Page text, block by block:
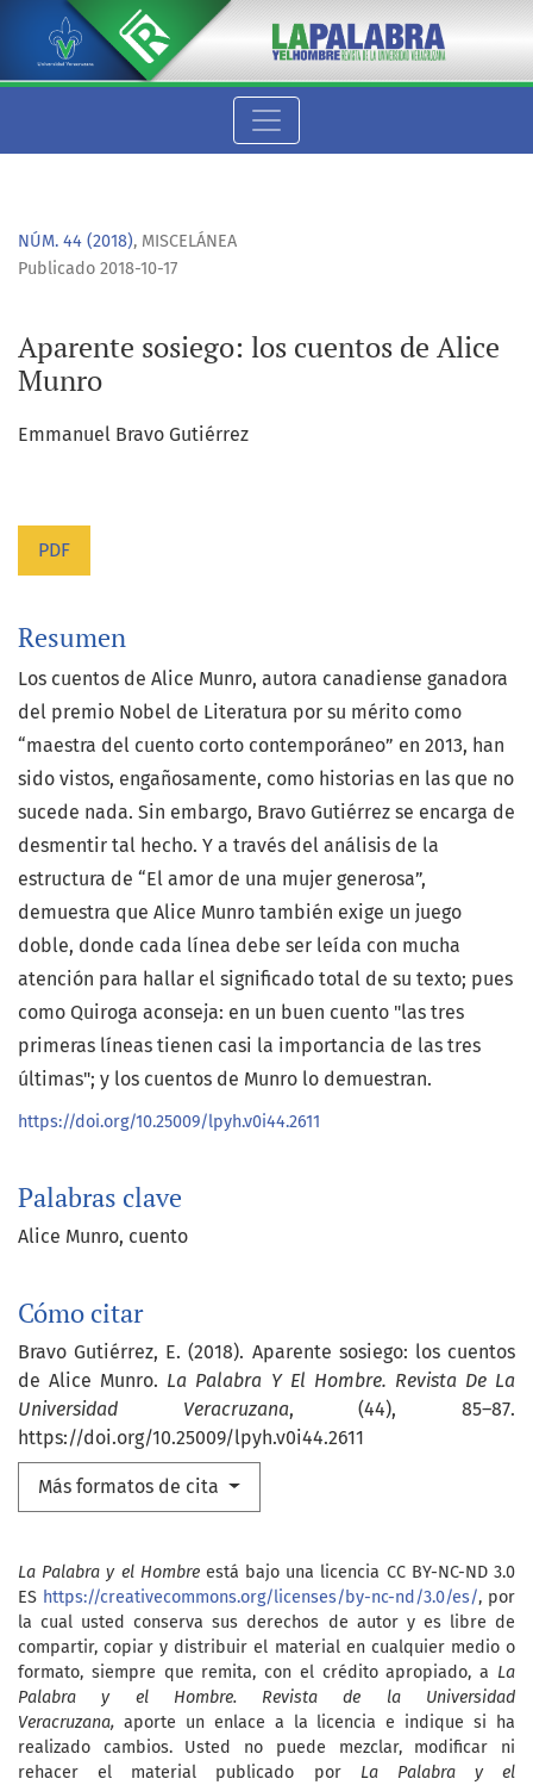
Aparente sosiego: los cuentos de Alice Munro
NÚM. 44 (2018), MISCELÁNEA
Aparente sosiego: los cuentos de Alice
Munro
Publicado 2018-10-17
Emmanuel Bravo Gutiérrez
PDF
Palabras clave
Alice Munro cuento
Cómo citar
Bravo Gutiérrez, E. (2018). Aparente sosiego: los cuentos
de Alice Munro. La Palabra Y El Hombre. Revista De La
Universidad Veracruzana, (44), 85–87.
https://doi.org/10.25009/lpyh.v0i44.2611
Más formatos de cita
Resumen
Los cuentos de Alice Munro, autora canadiense ganadora
del premio Nobel de Literatura por su mérito como
“maestra del cuento corto contemporáneo” en 2013, han
sido vistos, engañosamente, como historias en las que no
sucede nada. Sin embargo, Bravo Gutiérrez se encarga de
desmentir tal hecho. Y a través del análisis de la
estructura de “El amor de una mujer generosa”,
demuestra que Alice Munro también exige un juego
doble, donde cada línea debe ser leída con mucha
atención para hallar el significado total de su texto; pues
como Quiroga aconseja: en un buen cuento "las tres
primeras líneas tienen casi la importancia de las tres
últimas"; y los cuentos de Munro lo demuestran.
https://doi.org/10.25009/lpyh.v0i44.2611
La Palabra y el Hombreestá bajo una licencia CC BY-NC-ND 3.0
ES https://creativecommons.org/licenses/by-nc-nd/3.0/es/, por
la cual usted conserva sus derechos de autor y es libre de
compartir, copiar y distribuir el material en cualquier medio o
formato, siempre que remita, con el crédito apropiado, a La
Palabra y el Hombre. Revista de la Universidad
Veracruzana, aporte un enlace a la licencia e indique si ha
realizado cambios. Usted no puede mezclar, modificar ni
rehacer el material publicado por La Palabra y el